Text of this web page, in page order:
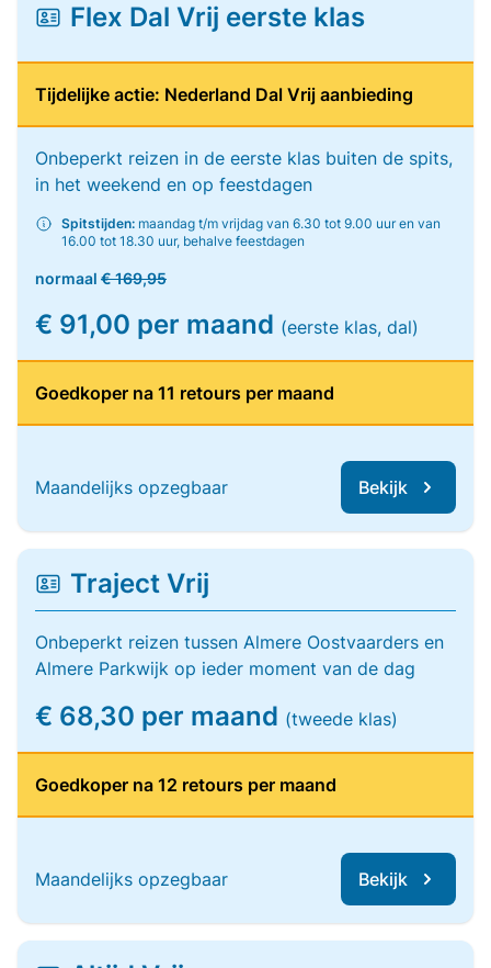
Flex Dal Vrij eerste klas
Tijdelijke actie: Nederland Dal Vrij aanbieding
Onbeperkt reizen in de eerste klas buiten de spits,
in het weekend en op feestdagen
Spitstijden: maandag t/m vrijdag van 6.30 tot 9.00 uur en van
16.00 tot 18.30 uur, behalve feestdagen
normaal € 169,95
€ 91,00 per maand (eerste klas, dal)
Goedkoper na 11 retours per maand
Maandelijks opzegbaar Bekijk
Traject Vrij
Onbeperkt reizen tussen Almere Oostvaarders en
Almere Parkwijk op ieder moment van de dag
€ 68,30 per maand (tweede klas)
Goedkoper na 12 retours per maand
Maandelijks opzegbaar Bekijk